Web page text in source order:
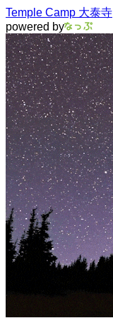
Temple Camp 大泰寺
powered by